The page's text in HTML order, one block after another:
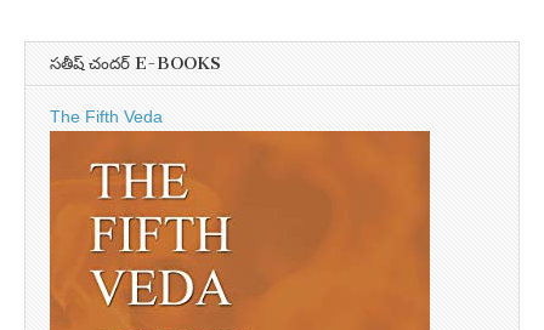
సతీష్ చందర్ E-BOOKS
The Fifth Veda